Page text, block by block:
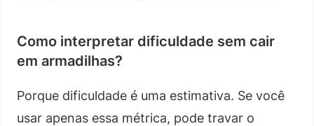
Como interpretar dificuldade sem cair
em armadilhas?
Porque dificuldade é uma estimativa. Se você
usar apenas essa métrica, pode travar o